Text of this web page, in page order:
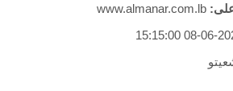
www.almanar.com.lb
2026-06-